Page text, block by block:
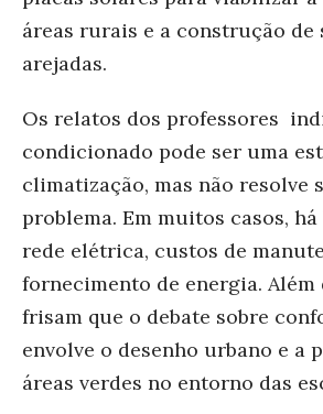
áreas rurais e a construção de
arejadas.
Os relatos dos professores
condicionado pode ser uma
climatização, mas não resolve
problema. Em muitos casos,
rede elétrica, custos de
fornecimento de energia. Além
frisam que o debate sobre
envolve o desenho urbano e a
áreas verdes no entorno das